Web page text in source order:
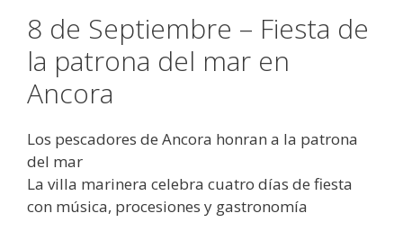
8 de Septiembre – Fiesta de
la patrona del mar en
Ancora
Los pescadores de Ancora honran a la patrona
del mar
La villa marinera celebra cuatro días de fiesta
con música, procesiones y gastronomía